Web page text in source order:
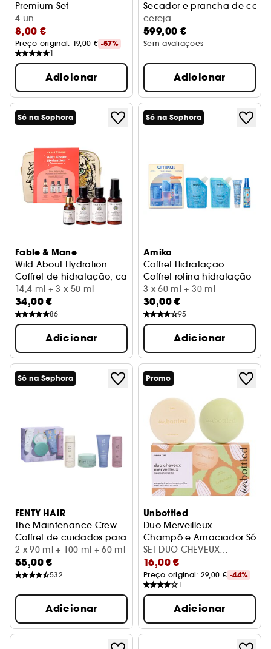
Premium Set
Coffret de acessórios para o cabelo
4 un.
8,00 €
Preço original: 19,00 € -57%
1
Adicionar
Secador e prancha de
cereja
599,00 €
Sem avaliações
Adicionar
Só na Sephora
Fable & Mane
Wild About Hydration
Coffret de hidratação, cabelos médios a espessos
14,4 ml + 3 x 50 ml
34,00 €
86
Adicionar
Só na Sephora
Amika
Coffret Hidratação
Coffret rotina hidratação
3 x 60 ml + 30 ml
30,00 €
95
Adicionar
Só na Sephora
FENTY HAIR
The Maintenance Crew
Coffret de cuidados para o cabelo
2 x 90 ml + 100 ml + 60 ml
55,00 €
532
Adicionar
Promo
Unbottled
Duo Merveilleux
Champô e Amaciador
SET DUO CHEVEUX
MERVEILLEUX
16,00 €
Preço original: 29,00 € -44%
1
Adicionar